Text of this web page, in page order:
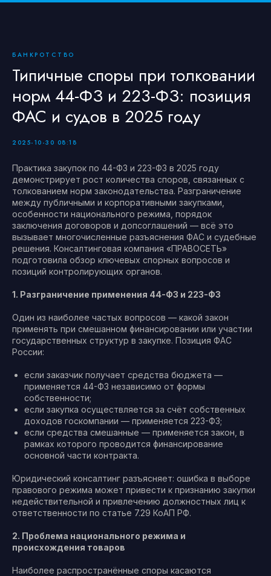
БАНКРОТСТВО
Типичные споры при толковании
норм 44-ФЗ и 223-ФЗ: позиция
ФАС и судов в 2025 году
2025-10-30 08:18
Практика закупок по 44-ФЗ и 223-ФЗ в 2025 году
демонстрирует рост количества споров, связанных с
толкованием норм законодательства. Разграничение
между публичными и корпоративными закупками,
особенности национального режима, порядок
заключения договоров и допсоглашений — всё это
вызывает многочисленные разъяснения ФАС и судебные
решения. Консалтинговая компания «ПРАВОСЕТЬ»
подготовила обзор ключевых спорных вопросов и
позиций контролирующих органов.
1. Разграничение применения 44-ФЗ и 223-ФЗ
Один из наиболее частых вопросов — какой закон
применять при смешанном финансировании или участии
государственных структур в закупке. Позиция ФАС
России:
если заказчик получает средства бюджета —
применяется 44-ФЗ независимо от формы
собственности;
если закупка осуществляется за счёт собственных
доходов госкомпании — применяется 223-ФЗ;
если средства смешанные — применяется закон, в
рамках которого проводится финансирование
основной части контракта.
Юридический консалтинг разъясняет: ошибка в выборе
правового режима может привести к признанию закупки
недействительной и привлечению должностных лиц к
ответственности по статье 7.29 КоАП РФ.
2. Проблема национального режима и
происхождения товаров
Наиболее распространённые споры касаются